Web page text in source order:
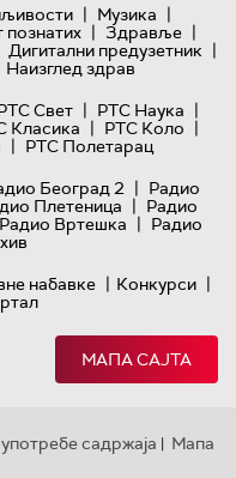
| Музика |
познатих | Здравље |
Дигитални предузетник |
Наизглед здрав
Свет | РТС Наука |
Класика | РТС Коло |
| РТС Полетарац
Београд 2 | Радио
Плетеница | Радио
Радио Вртешка | Радио
набавке | Конкурси |
МАПА САЈТА
садржаја | Мапа